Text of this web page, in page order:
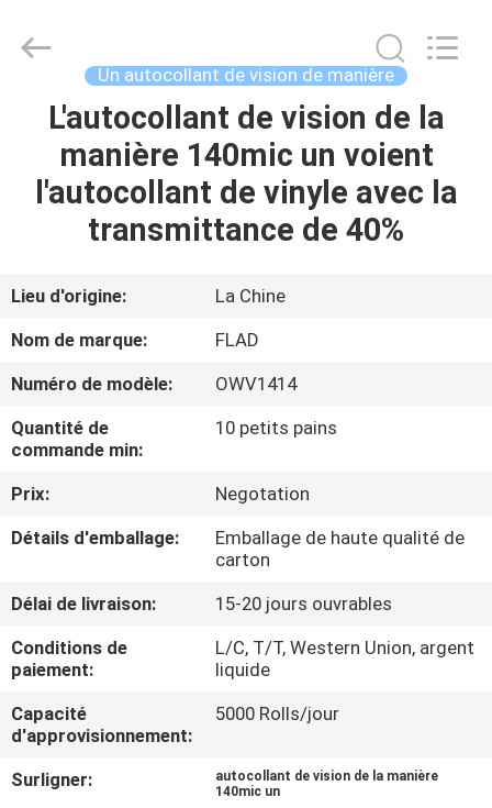
MAISON
À
PROPOS
NOUS
DE
L'USINE
CONTRÔLE
DE
LA
QUALITÉ
Material
Un autocollant de vision de manière
L'autocollant de vision de la
manière 140mic un voient
l'autocollant de vinyle avec la
transmittance de 40%
Lieu d'origine:
La Chine
Nom de marque:
FLAD
Numéro de modèle:
OWV1414
Quantité de
commande min:
10 petits pains
Prix:
Negotation
Détails d'emballage:
Emballage de haute qualité de
carton
Délai de livraison:
15-20 jours ouvrables
Conditions de
paiement:
L/C, T/T, Western Union, argent
liquide
Capacité
d'approvisionnement:
5000 Rolls/jour
Surligner:
autocollant de vision de la manière
140mic un